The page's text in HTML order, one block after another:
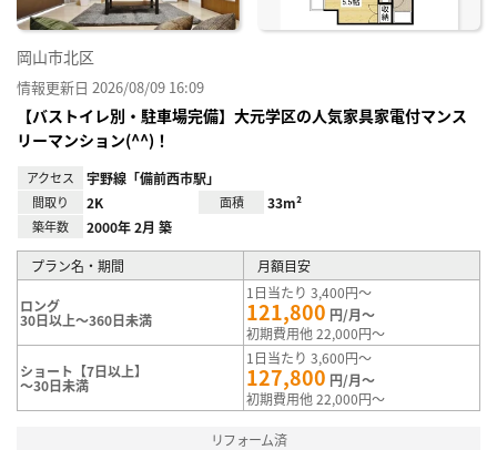
岡山市北区
情報更新日 2026/08/09 16:09
【バストイレ別・駐車場完備】大元学区の人気家具家電付マンス
リーマンション(^^)！
アクセス 宇野線「備前西市駅」
間取り 2K 面積 33m²
築年数 2000年 2月 築
プラン名・期間 月額目安
ロング
30日以上～360日未満
1日当たり 3,400円～
121,800 円/月～
初期費用他 22,000円～
ショート【7日以上】
～30日未満
1日当たり 3,600円～
127,800 円/月～
初期費用他 22,000円～
リフォーム済